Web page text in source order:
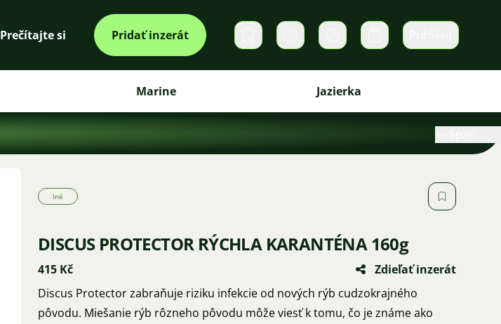
Prečítajte si Pridať inzerát Súkromné správy Košík
Marine Jazierka
Iné
DISCUS PROTECTOR RÝCHLA KARANTÉNA 160g
415 Kč
Zdieľať inzerát
Discus Protector zabraňuje riziku infekcie od nových rýb cudzokrajného
pôvodu. Miešanie rýb rôzneho pôvodu môže viesť k tomu, čo je známe ako